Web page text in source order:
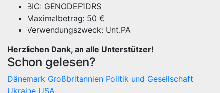
BIC: GENODEF1DRS
Maximalbetrag: 50 €
Verwendungszweck: Unt.PA
Herzlichen Dank, an alle Unterstützer!
Schon gelesen?
Dänemark Großbritannien Politik und Gesellschaft
Ukraine USA